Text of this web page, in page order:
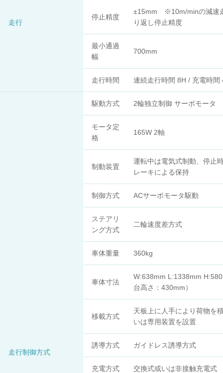
走行
停止精度
±15mm ※10m/minの減速
り返し停止精度
最小通過
幅
700mm
走行時間 連続走行時間 8H / 充電時間
走行制御方式
駆動方式 2輪独立制御 サーボモータ
モータ定
格
165W 2軸
制動装置
運転中は電気式制動、停止
レーキによる保持
制御方式 ACサーボモータ駆動
ステアリ
ング方式
二輪速度差方式
車体重量 360kg
車体寸法
W:638mm L:1338mm
台高さ：430mm）
移載方式
天板上に人手により荷物を
いは専用装置を設置
誘導方式 ガイドレス誘導方式
充電方式 交換式或いは非接触充電式